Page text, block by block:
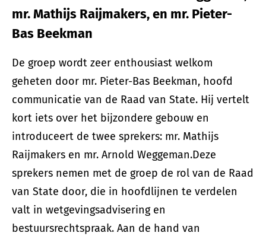
mr. Mathijs Raijmakers, en mr. Pieter-
Bas Beekman
De groep wordt zeer enthousiast welkom
geheten door mr. Pieter-Bas Beekman, hoofd
communicatie van de Raad van State. Hij vertelt
kort iets over het bijzondere gebouw en
introduceert de twee sprekers: mr. Mathijs
Raijmakers en mr. Arnold Weggeman.Deze
sprekers nemen met de groep de rol van de Raad
van State door, die in hoofdlijnen te verdelen
valt in wetgevingsadvisering en
bestuursrechtspraak. Aan de hand van